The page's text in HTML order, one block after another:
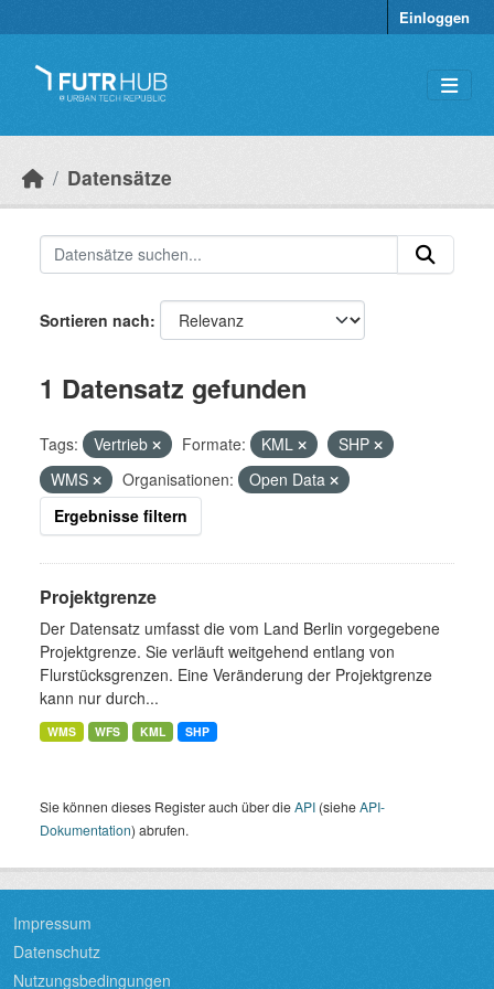
Einloggen
Datensätze
Sortieren nach
1 Datensatz gefunden
Tags: Vertrieb Formate: KML
SHP
WMS
Organisationen:
Open Data
Ergebnisse filtern
Projektgrenze
Der Datensatz umfasst die vom Land Berlin vorgegebene
Projektgrenze. Sie verläuft weitgehend entlang von
Flurstücksgrenzen. Eine Veränderung der Projektgrenze
kann nur durch...
WMS WFS KML SHP
Sie können dieses Register auch über dieAPI (sieheAPI-
Dokumentation) abrufen.
Impressum
Datenschutz
Nutzungsbedingungen